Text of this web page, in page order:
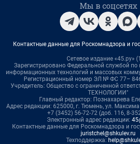
Мы в соцсетях
Контактные данные для Роскомнадзора и
Сетевое издание «45.ру»
Зарегистрировано Федеральной службой по
информационных технологий и массовых
Регистрационный номер ЭЛ № ФС 77–
Учредитель: Общество с ограниченной
ТЕХНОЛОГИИ"
Главный редактор: Познахарева
Адрес редакции: 625000, г. Тюмень, ул.
+7 (3452) 56-72-72 (доб. 116, 8-
Электронный адрес редакции:
Контактные данные для Роскомнадзора и
juristchel@shkulev.ru
Техподдержка: